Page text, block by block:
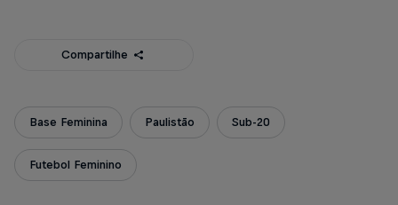
Compartilhe
Base Feminina Paulistão Sub-20
Futebol Feminino